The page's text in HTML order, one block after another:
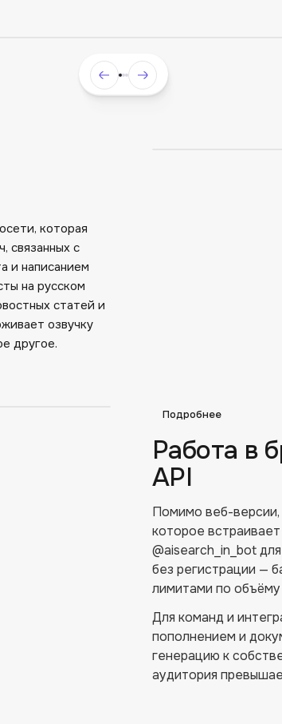
которая
связанных с
и написанием
на русском
статей и
озвучку
другое.
Подробнее
Работа в
API
Помимо веб-версии,
которое
@aisearch_in_bot
без регистрации —
лимитами по
Для команд и
пополнением и
генерацию к
аудитория